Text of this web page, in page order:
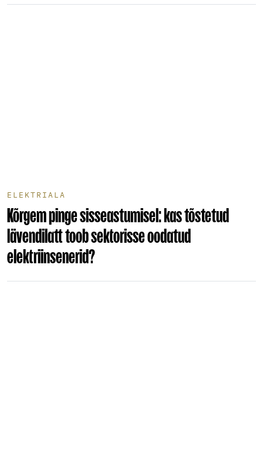
ELEKTRIALA
Kõrgem pinge sisseastumisel: kas tõstetud
lävendilatt toob sektorisse oodatud
elektriinsenerid?